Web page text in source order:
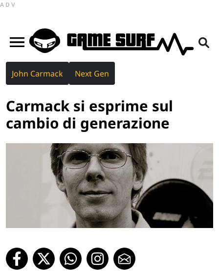
ADV
John Carmack Next Gen
Carmack si esprime sul
cambio di generazione